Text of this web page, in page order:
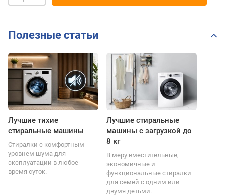
Полезные статьи
Лучшие тихие
стиральные машины
Стиралки с комфортным
уровнем шума для
эксплуатации в любое
время суток.
Лучшие стиральные
машины с загрузкой до
8 кг
В меру вместительные,
экономичные и
функциональные стиралки
для семей с одним или
двумя детьми.